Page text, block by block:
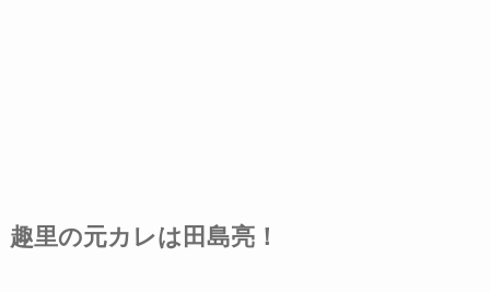
趣里の元カレは田島亮！